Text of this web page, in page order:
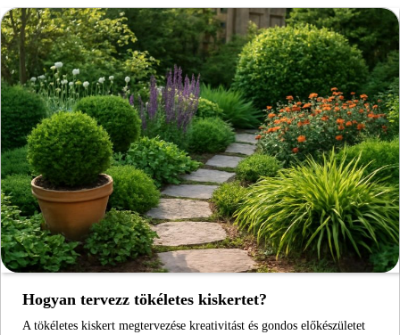
Hogyan tervezz tökéletes kiskertet?
A tökéletes kiskert megtervezése kreativitást és gondos előkészületet